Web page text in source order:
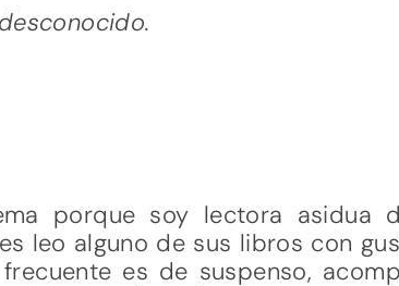
porque soy lectora asidua
leo alguno de sus libros con
es de suspenso,